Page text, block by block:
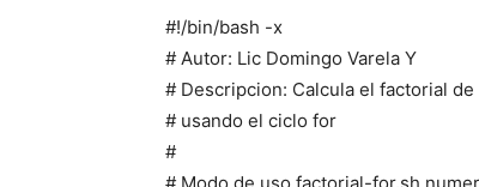
#!/bin/bash -x
# Autor: Lic Domingo Varela Y
# Descripcion: Calcula el factorial
# usando el ciclo for
#